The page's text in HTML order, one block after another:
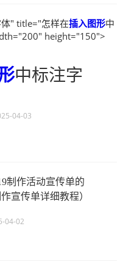
" title="怎样在插入图形中
height="150">
中标注字
04-03
制作活动宣传单的
宣传单详细教程）
04-02